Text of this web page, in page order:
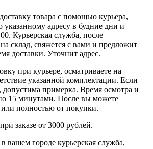
товара с помощью курьера,
указанному адресу в будние дни и
Курьерская служба, после
склад, свяжется с вами и предложит
доставки. Уточнит адрес.
при курьере, осматриваете на
указанной комплектации. Если
допустима примерка. Время осмотра и
15 минутами. После вы можете
или полностью от покупки.
заказе от 3000 рублей.
вашем городе курьерская служба,